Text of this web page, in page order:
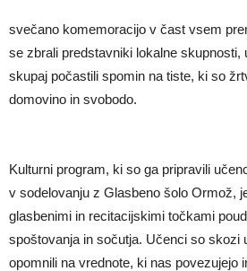
svečano komemoracijo v čast vsem
se zbrali predstavniki lokalne skupnosti,
skupaj počastili spomin na tiste, ki so
domovino in svobodo.
Kulturni program, ki so ga pripravili
v sodelovanju z Glasbeno šolo Ormož,
glasbenimi in recitacijskimi točkami
spoštovanja in sočutja. Učenci so skozi
opomnili na vrednote, ki nas povezujejo